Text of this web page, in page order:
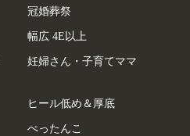
冠婚葬祭
幅広 4E以上
妊婦さん・子育てママ
ヒール低め＆厚底
ぺったんこ